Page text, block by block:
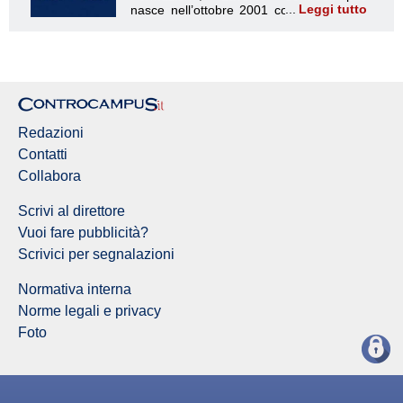
Leggi tutto
Redazioni
Contatti
Collabora
Scrivi al direttore
Vuoi fare pubblicità?
Scrivici per segnalazioni
Normativa interna
Norme legali e privacy
Foto